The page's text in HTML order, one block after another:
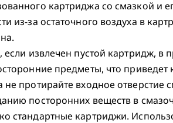
картриджа со смазкой и
из-за остаточного воздуха в
извлечен пустой картридж, в
предметы, что приведет
протирайте входное отверстие
посторонних веществ в
стандартные картриджи.